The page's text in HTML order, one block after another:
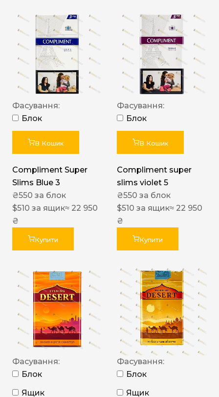
Фасування:
Блок
В Кошик
Compliment Super
Slims Blue 3
₴550 за блок
$510 за ящик≈ 22 950
₴
Купити
Фасування:
Блок
В Кошик
Compliment super
slims violet 5
₴550 за блок
$510 за ящик≈ 22 950
₴
Купити
Фасування:
Блок
Ящик
Фасування:
Блок
Ящик